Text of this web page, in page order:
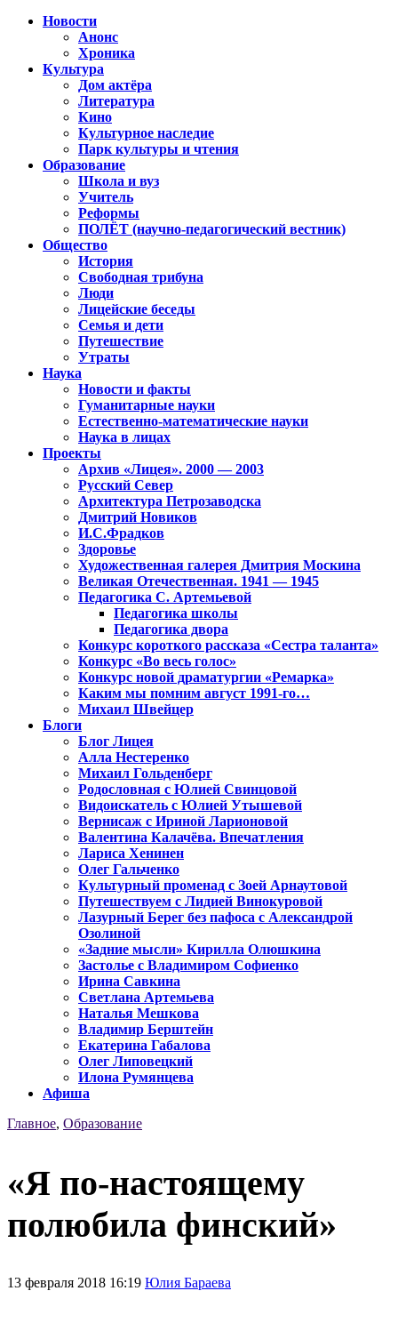
Новости
Анонс
Хроника
Культура
Дом актёра
Литература
Кино
Культурное наследие
Парк культуры и чтения
Образование
Школа и вуз
Учитель
Реформы
ПОЛЁТ (научно-педагогический вестник)
Общество
История
Свободная трибуна
Люди
Лицейские беседы
Семья и дети
Путешествие
Утраты
Наука
Новости и факты
Гуманитарные науки
Естественно-математические науки
Наука в лицах
Проекты
Архив «Лицея». 2000 — 2003
Русский Север
Архитектура Петрозаводска
Дмитрий Новиков
И.С.Фрадков
Здоровье
Художественная галерея Дмитрия Москина
Великая Отечественная. 1941 — 1945
Педагогика С. Артемьевой
Педагогика школы
Педагогика двора
Конкурс короткого рассказа «Сестра таланта»
Конкурс «Во весь голос»
Конкурс новой драматургии «Ремарка»
Каким мы помним август 1991-го…
Михаил Швейцер
Блоги
Блог Лицея
Алла Нестеренко
Михаил Гольденберг
Родословная с Юлией Свинцовой
Видоискатель с Юлией Утышевой
Вернисаж с Ириной Ларионовой
Валентина Калачёва. Впечатления
Лариса Хенинен
Олег Гальченко
Культурный променад с Зоей Арнаутовой
Путешествуем с Лидией Винокуровой
Лазурный Берег без пафоса с Александрой
Озолиной
«Задние мысли» Кирилла Олюшкина
Застолье с Владимиром Софиенко
Ирина Савкина
Светлана Артемьева
Наталья Мешкова
Владимир Берштейн
Екатерина Габалова
Олег Липовецкий
Илона Румянцева
Афиша
Главное, Образование
«Я по-настоящему
полюбила финский»
13 февраля 2018 16:19 Юлия Бараева